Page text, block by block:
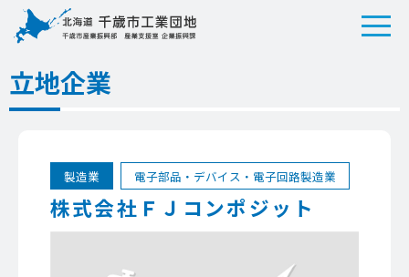
立地企業
製造業 電子部品・デバイス・電子回路製造業
株式会社ＦＪコンポジット